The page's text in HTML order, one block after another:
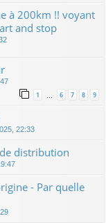
à 200km !! voyant
and stop
1 6 7 8 9
22:33
distribution
- Par quelle